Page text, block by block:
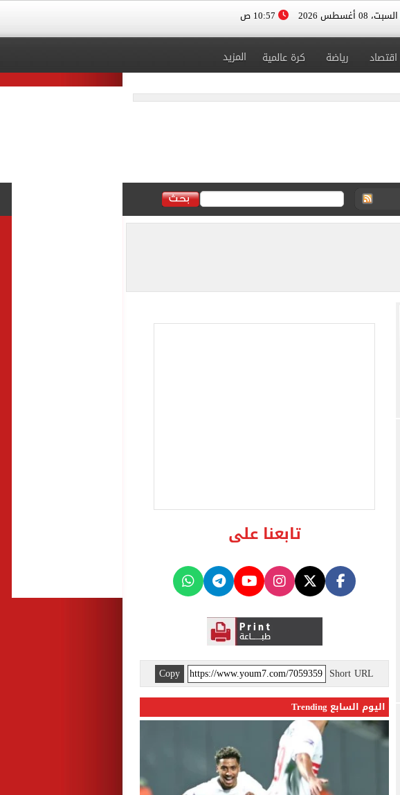
السبت، 08 أغسطس 2026
اقتصاد رياضة كرة عالمية المزيد
تابعنا على
Short URL
Copy
اليوم السابع Trending